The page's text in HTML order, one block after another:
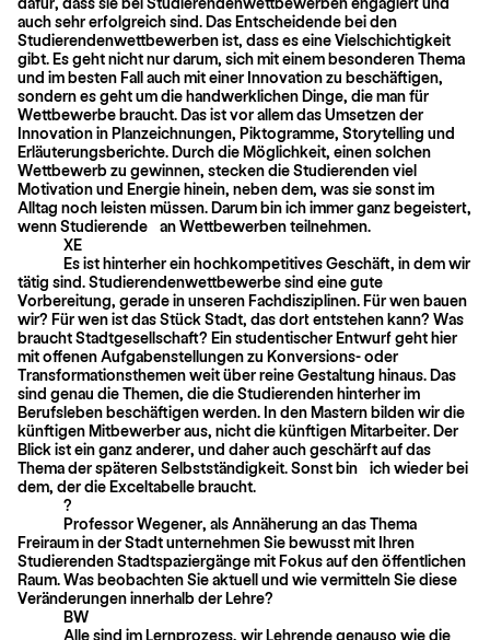
auch sehr erfolgreich sind. Das Entscheidende bei den
Studierendenwettbewerben ist, dass es eine Vielschichtigkeit
gibt. Es geht nicht nur darum, sich mit einem besonderen Thema
und im besten Fall auch mit einer Innovation zu beschäftigen,
sondern es geht um die handwerklichen Dinge, die man für
Wettbewerbe braucht. Das ist vor allem das Umsetzen der
Innovation in Planzeichnungen, Piktogramme, Storytelling und
Erläuterungsberichte. Durch die Möglichkeit, einen solchen
Wettbewerb zu gewinnen, stecken die Stu­dierenden viel
Motivation und Energie hinein, neben dem, was sie sonst im
Alltag noch leisten müssen. Darum bin ich immer ganz begeistert,
wenn Studierende an Wettbewerben teilnehmen.
XE
Es ist hinterher ein hochkompetitives Geschäft, in dem wir
tätig sind. Studierendenwettbewerbe sind eine gute
Vorbereitung, gerade in unseren Fachdisziplinen. Für wen bauen
wir? Für wen ist das Stück Stadt, das dort entstehen kann? Was
braucht Stadtgesellschaft? Ein studentischer Entwurf geht hier
mit offenen Auf­gabenstellungen zu Konversions- oder
Transformationsthemen weit über reine Gestaltung hinaus. Das
sind genau die Themen, die die Studierenden hinterher im
Berufsleben beschäftigen werden. In den Mastern bilden wir die
künftigen Mit­bewerber aus, nicht die künftigen Mitarbeiter. Der
Blick ist ein ganz anderer, und daher auch geschärft auf das
Thema der späteren Selbstständigkeit. Sonst bin ich wieder bei
dem, der die Exceltabelle braucht.
?
Professor Wegener, als Annäherung an das Thema
Freiraum in der Stadt unter­nehmen Sie bewusst mit Ihren
Studierenden Stadtspaziergänge mit Fokus auf den öffentlichen
Raum. Was beobachten Sie aktuell und wie vermitteln Sie diese
Veränderungen innerhalb der Lehre?
BW
Alle sind im Lernprozess, wir Lehrende genauso wie die